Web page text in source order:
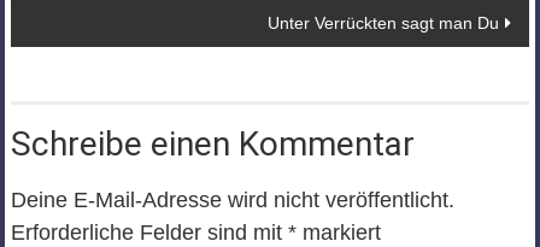
Unter Verrückten sagt man Du
Schreibe einen Kommentar
Deine E-Mail-Adresse wird nicht veröffentlicht.
Erforderliche Felder sind mit *markiert